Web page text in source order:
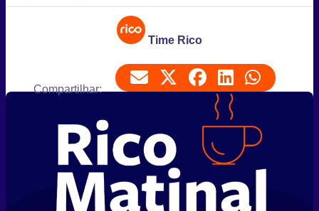
Time Rico
Compartilhar: